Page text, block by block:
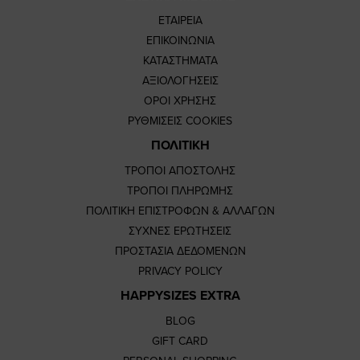
ΕΤΑΙΡΕΙΑ
ΕΠΙΚΟΙΝΩΝΙΑ
ΚΑΤΑΣΤΗΜΑΤΑ
ΑΞΙΟΛΟΓΗΣΕΙΣ
ΟΡΟΙ ΧΡΗΣΗΣ
ΡΥΘΜΙΣΕΙΣ COOKIES
ΠΟΛΙΤΙΚΗ
ΤΡΟΠΟΙ ΑΠΟΣΤΟΛΗΣ
ΤΡΟΠΟΙ ΠΛΗΡΩΜΗΣ
ΠΟΛΙΤΙΚΗ ΕΠΙΣΤΡΟΦΩΝ & ΑΛΛΑΓΩΝ
ΣΥΧΝΕΣ ΕΡΩΤΗΣΕΙΣ
ΠΡΟΣΤΑΣΙΑ ΔΕΔΟΜΕΝΩΝ
PRIVACY POLICY
HAPPYSIZES EXTRA
BLOG
GIFT CARD